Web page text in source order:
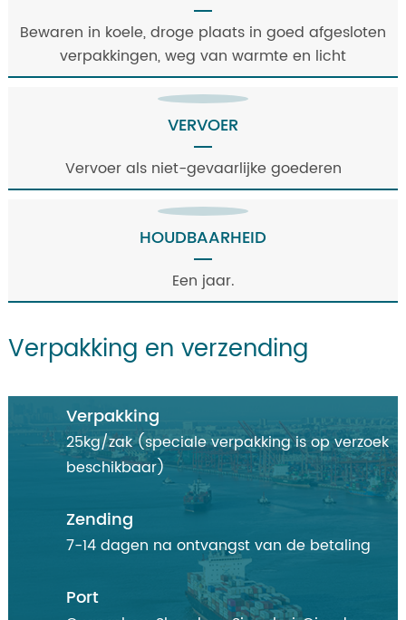
Bewaren in koele, droge plaats in goed afgesloten
verpakkingen, weg van warmte en licht
VERVOER
Vervoer als niet-gevaarlijke goederen
HOUDBAARHEID
Een jaar.
Verpakking en verzending
Verpakking
25kg/zak (speciale verpakking is op verzoek
beschikbaar)
Zending
7-14 dagen na ontvangst van de betaling
Port